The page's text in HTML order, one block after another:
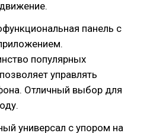
панель с
популярных
управлять
Отличный выбор для
универсал с упором на